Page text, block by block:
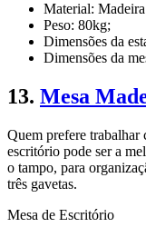
Material:
Peso: 80kg;
Dimensões da
Dimensões da
13. Mesa
Quem prefere trabalhar
escritório pode ser a
o tampo, para
três gavetas.
Mesa de Escritório